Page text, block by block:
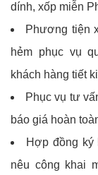
dính, xốp miễn
Phương tiện
hẻm phục vụ
khách hàng tiết
Phục vụ tư
báo giá hoàn
Hợp đồng ký
nêu công khai